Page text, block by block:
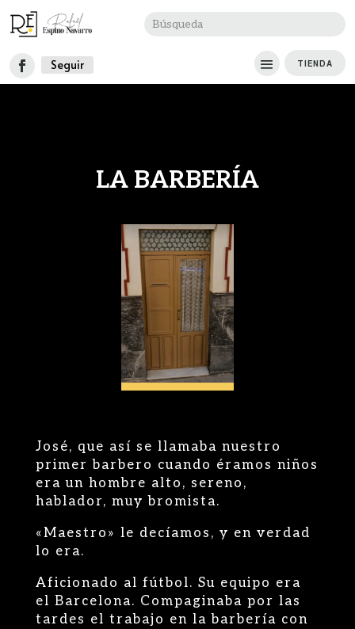
Seguir TIENDA
LA BARBERÍA
José, que así se llamaba nuestro
primer barbero cuando éramos niños
era un hombre alto, sereno,
hablador, muy bromista.
«Maestro» le decíamos, y en verdad
lo era.
Aficionado al fútbol. Su equipo era
el Barcelona. Compaginaba por las
tardes el trabajo en la barbería con